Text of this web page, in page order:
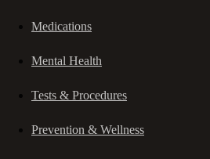
Medications
Mental Health
Tests & Procedures
Prevention & Wellness